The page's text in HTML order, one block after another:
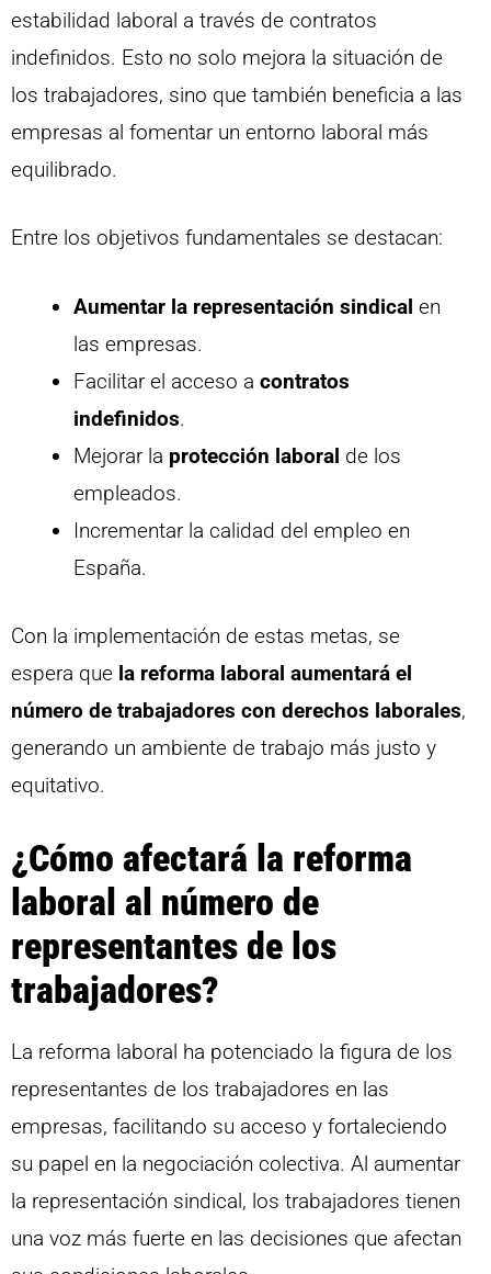
estabilidad laboral a través de contratos
indefinidos. Esto no solo mejora la situación de
los trabajadores, sino que también beneficia a las
empresas al fomentar un entorno laboral más
equilibrado.
Entre los objetivos fundamentales se destacan:
Aumentar la representación sindical en
las empresas.
Facilitar el acceso a contratos
indefinidos.
Mejorar la protección laboral de los
empleados.
Incrementar la calidad del empleo en
España.
Con la implementación de estas metas, se
espera que la reforma laboral aumentará el
número de trabajadores con derechos laborales,
generando un ambiente de trabajo más justo y
equitativo.
¿Cómo afectará la reforma
laboral al número de
representantes de los
trabajadores?
La reforma laboral ha potenciado la figura de los
representantes de los trabajadores en las
empresas, facilitando su acceso y fortaleciendo
su papel en la negociación colectiva. Al aumentar
la representación sindical, los trabajadores tienen
una voz más fuerte en las decisiones que afectan